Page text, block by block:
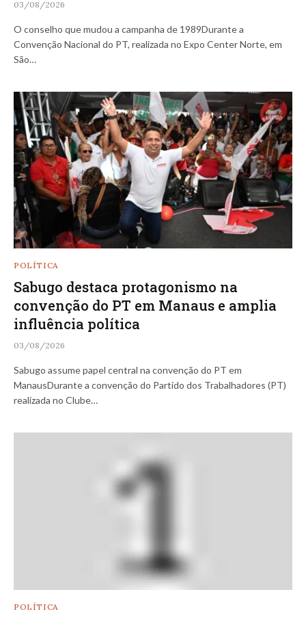
03/08/2026
O conselho que mudou a campanha de 1989Durante a
Convenção Nacional do PT, realizada no Expo Center Norte, em
São…
POLÍTICA
Sabugo destaca protagonismo na
convenção do PT em Manaus e amplia
influência política
03/08/2026
Sabugo assume papel central na convenção do PT em
ManausDurante a convenção do Partido dos Trabalhadores (PT)
realizada no Clube…
POLÍTICA